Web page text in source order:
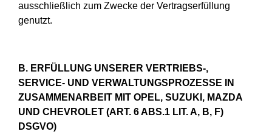
ausschließlich zum Zwecke der Vertragserfüllung
genutzt.
B. ERFÜLLUNG UNSERER VERTRIEBS-,
SERVICE- UND VERWALTUNGSPROZESSE IN
ZUSAMMENARBEIT MIT OPEL, SUZUKI, MAZDA
UND CHEVROLET (ART. 6 ABS.1 LIT. A, B, F)
DSGVO)